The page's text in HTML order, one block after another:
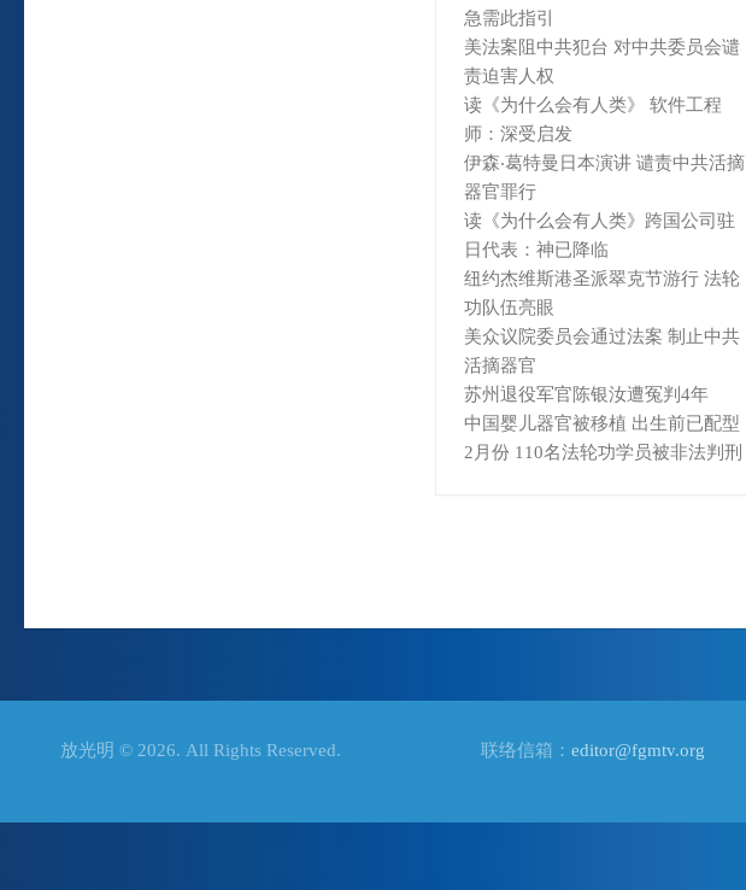
急需此指引
美法案阻中共犯台 对中共委员会谴
责迫害人权
读《为什么会有人类》 软件工程
师：深受启发
伊森‧葛特曼日本演讲 谴责中共活摘
器官罪行
读《为什么会有人类》跨国公司驻
日代表：神已降临
纽约杰维斯港圣派翠克节游行 法轮
功队伍亮眼
美众议院委员会通过法案 制止中共
活摘器官
苏州退役军官陈银汝遭冤判4年
中国婴儿器官被移植 出生前已配型
2月份 110名法轮功学员被非法判刑
放光明 © 2026. All Rights Reserved. 联络信箱： editor@fgmtv.org